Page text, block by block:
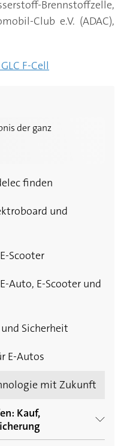
Brennstoffzelle,
Club e.V. (ADAC),
F-Cell
der ganz
besonderen Art
finden
und
Scooter
Auto, E-Scooter und
Sicherheit
E-Autos
mit Zukunft
Kauf,